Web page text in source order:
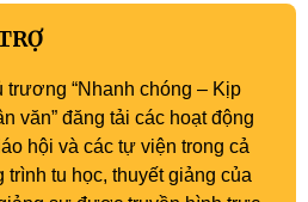
“Nhanh chóng – Kịp
văn” đăng tải các hoạt động
hội và các tự viện trong cả
tu học, thuyết giảng của